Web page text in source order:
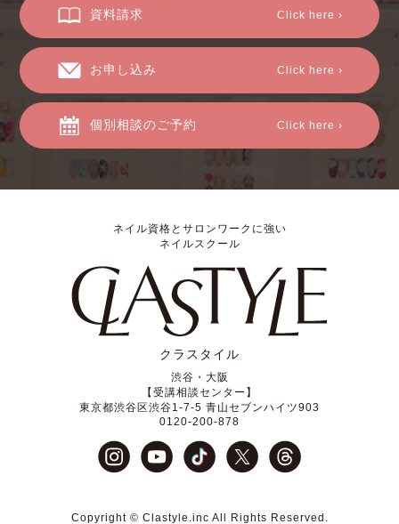
資料請求 Click here ›
お申し込み Click here ›
個別相談のご予約 Click here ›
ネイル資格とサロンワークに強い
ネイルスクール
クラスタイル
渋谷・大阪
【受講相談センター】
東京都渋谷区渋谷1-7-5 青山セブンハイツ903
0120-200-878
Copyright © Clastyle.inc All Rights Reserved.